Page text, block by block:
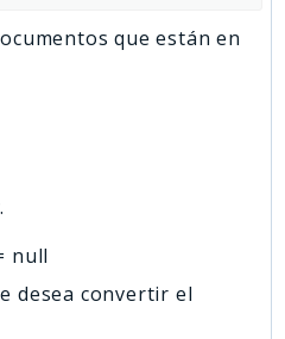
que están en
null
desea convertir el